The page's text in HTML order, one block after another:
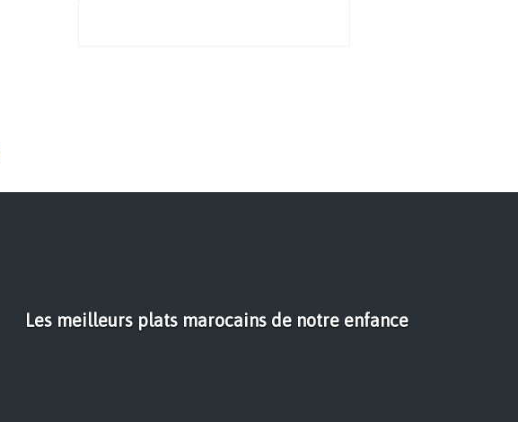
Les meilleurs plats marocains de notre enfance